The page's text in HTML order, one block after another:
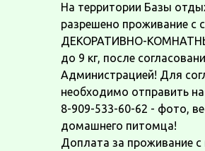
На территории Базы
разрешено проживание с
ДЕКОРАТИВНО-
до 9 кг, после
Администрацией! Для
необходимо отправить
8-909-533-60-62 - фото,
домашнего питомца!
Доплата за проживание